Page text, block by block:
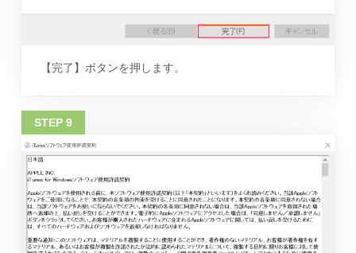
【完了】ボタンを押します。